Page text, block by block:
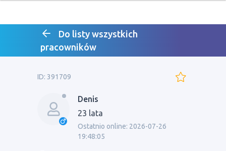
Do listy wszystkich
pracowników
ID: 391709
Denis
23 lata
Ostatnio online: 2026-07-26
19:48:05